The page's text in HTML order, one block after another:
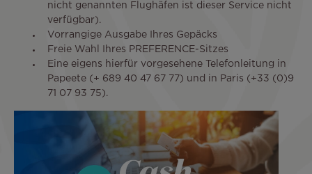
nicht genannten Flughäfen ist dieser Service nicht
verfügbar).
Vorrangige Ausgabe Ihres Gepäcks
Freie Wahl Ihres PREFERENCE-Sitzes
Eine eigens hierfür vorgesehene Telefonleitung in
Papeete (+ 689 40 47 67 77) und in Paris (+33 (0)9
71 07 93 75).